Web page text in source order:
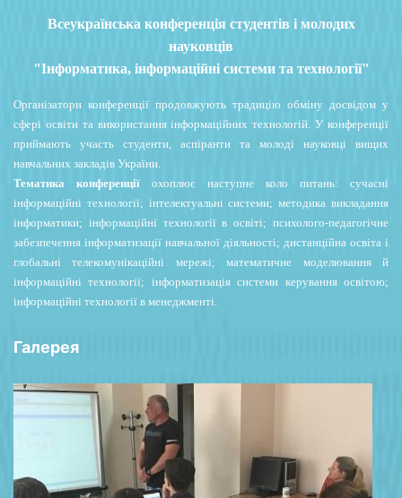
Всеукраїнська конференція студентів і молодих
науковців
"Інформатика, інформаційні системи та технології"
Організатори конференції продовжують традицію обміну досвідом у
сфері освіти та використанняінформаційних технологій. У конференції
приймають участь студенти, аспіранти та молоді науковці вищих
навчальних закладів України.
Тематика конференції охоплює наступне коло питань: сучасні
інформаційні технології; інтелектуальні системи; методика викладання
інформатики; інформаційні технології в освіті; психолого-педагогічне
забезпечення інформатизації навчальної діяльності; дистанційна освіта і
глобальні телекомунікаційні мережі; математичне моделювання й
інформаційні технології; інформатизація системи керування освітою;
інформаційні технології в менеджменті.
Галерея